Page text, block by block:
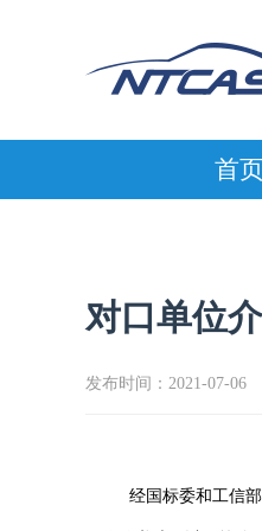
首
对口单位
发布时间：2021-07-06
经国标委和工信